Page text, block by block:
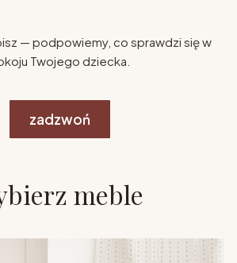
— podpowiemy, co sprawdzi się w
Twojego dziecka.
zadzwoń
meble